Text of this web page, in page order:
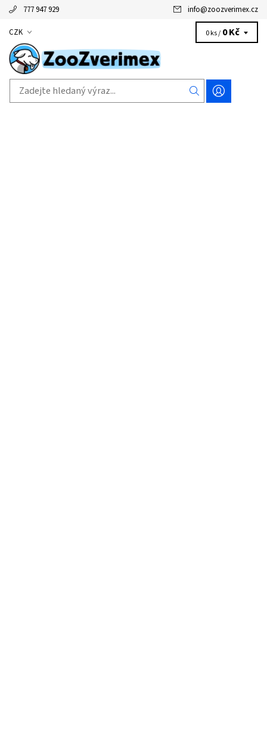
777 947 929 info@zoozverimex.cz
CZK 0 ks / 0 Kč